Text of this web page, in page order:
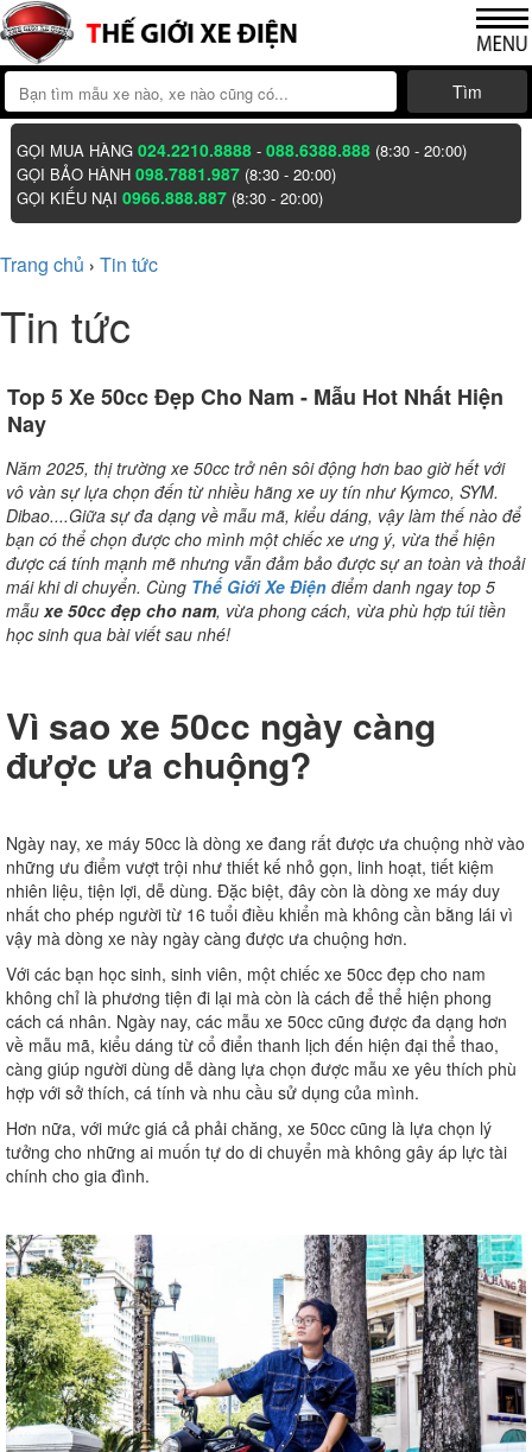
Tìm
GỌI MUA HÀNG024.2210.8888 -088.6388.888 (8:30 - 20:00)
GỌI BẢO HÀNH098.7881.987 (8:30 - 20:00)
GỌI KIẾU NẠI0966.888.887 (8:30 - 20:00)
Trang chủ › Tin tức
Tin tức
Top 5 Xe 50cc Đẹp Cho Nam - Mẫu Hot Nhất Hiện
Nay
Năm 2025, thị trường xe 50cc trở nên sôi động hơn bao giờ hết với
vô vàn sự lựa chọn đến từ nhiều hãng xe uy tín như Kymco, SYM.
Dibao....Giữa sự đa dạng về mẫu mã, kiểu dáng, vậy làm thế nào để
bạn có thể chọn được cho mình một chiếc xe ưng ý, vừa thể hiện
được cá tính mạnh mẽ nhưng vẫn đảm bảo được sự an toàn và thoải
mái khi di chuyển. Cùng Thế Giới Xe Điện điểm danh ngay top 5
mẫu xe 50cc đẹp cho nam, vừa phong cách, vừa phù hợp túi tiền
học sinh qua bài viết sau nhé!
Vì sao xe 50cc ngày càng
được ưa chuộng?
Ngày nay, xe máy 50cc là dòng xe đang rất được ưa chuộng nhờ vào
những ưu điểm vượt trội như thiết kế nhỏ gọn, linh hoạt, tiết kiệm
nhiên liệu, tiện lợi, dễ dùng. Đặc biệt, đây còn là dòng xe máy duy
nhất cho phép người từ 16 tuổi điều khiển mà không cần bằng lái vì
vậy mà dòng xe này ngày càng được ưa chuộng hơn.
Với các bạn học sinh, sinh viên, một chiếc xe 50cc đẹp cho nam
không chỉ là phương tiện đi lại mà còn là cách để thể hiện phong
cách cá nhân. Ngày nay, các mẫu xe 50cc cũng được đa dạng hơn
về mẫu mã, kiểu dáng từ cổ điển thanh lịch đến hiện đại thể thao,
càng giúp người dùng dễ dàng lựa chọn được mẫu xe yêu thích phù
hợp với sở thích, cá tính và nhu cầu sử dụng của mình.
Hơn nữa, với mức giá cả phải chăng, xe 50cc cũng là lựa chọn lý
tưởng cho những ai muốn tự do di chuyển mà không gây áp lực tài
chính cho gia đình.